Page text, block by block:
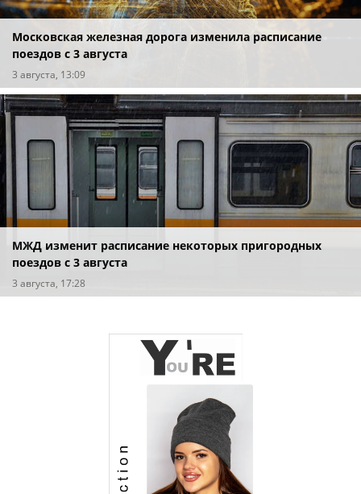
Московская железная дорога изменила расписание
поездов с 3 августа
3 августа, 13:09
МЖД изменит расписание некоторых пригородных
поездов с 3 августа
3 августа, 17:28